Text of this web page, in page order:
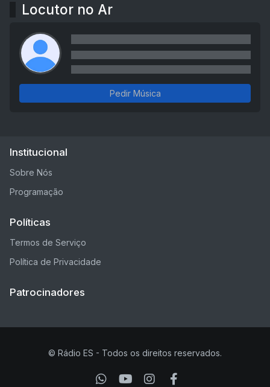
Locutor no Ar
Pedir Música
Institucional
Sobre Nós
Programação
Políticas
Termos de Serviço
Política de Privacidade
Patrocinadores
© Rádio ES - Todos os direitos reservados.